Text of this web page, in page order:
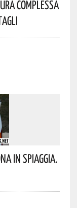
Complessa
In Spiaggia.